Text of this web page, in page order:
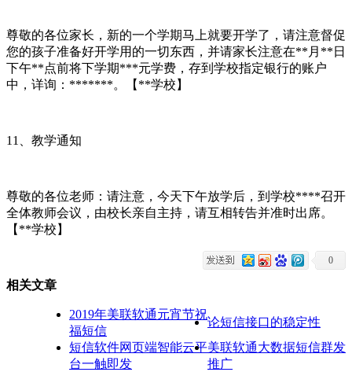
尊敬的各位家长，新的一个学期马上就要开学了，请注意督促
您的孩子准备好开学用的一切东西，并请家长注意在**月**日
下午**点前将下学期***元学费，存到学校指定银行的账户
中，详询：*******。【**学校】
11、教学通知
尊敬的各位老师：请注意，今天下午放学后，到学校****召开
全体教师会议，由校长亲自主持，请互相转告并准时出席。
【**学校】
0
相关文章
2019年美联软通元宵节祝
福短信
论短信接口的稳定性
短信软件网页端智能云平
台一触即发
美联软通大数据短信群发
推广